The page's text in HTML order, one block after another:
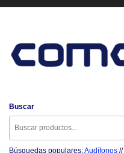
Comcell Store
Buscar
Búsquedas populares:Audífonos //